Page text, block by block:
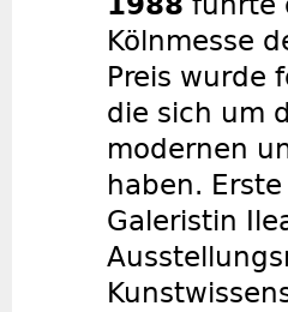
Kölnmesse
Preis wurde
die sich um
modernen
haben.
Galeristin